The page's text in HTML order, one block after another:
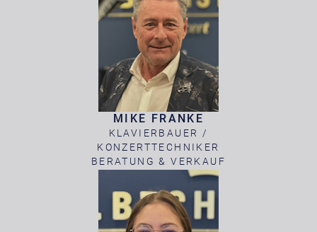
MIKE FRANKE
KLAVIERBAUER /
KONZERTTECHNIKER
BERATUNG & VERKAUF